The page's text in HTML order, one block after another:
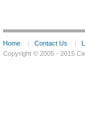
Home Contact Us
Copyright © 2005 - 2015